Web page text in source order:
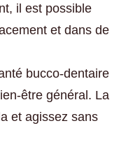
il est possible
et dans de
bucco-dentaire
être général. La
et agissez sans